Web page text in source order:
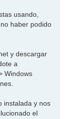
usando,
haber podido
y descargar
a
Windows
instalada y nos
el